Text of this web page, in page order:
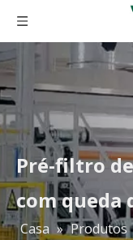
Pré-filtro
com queda
Casa » Produtos